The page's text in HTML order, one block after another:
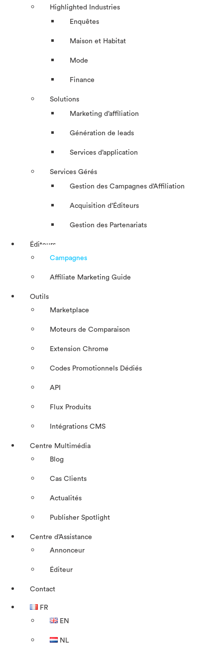
Highlighted Industries
Enquêtes
Maison et Habitat
Mode
Finance
Solutions
Marketing d’affiliation
Génération de leads
Services d’application
Services Gérés
Gestion des Campagnes d’Affiliation​
Acquisition d’Éditeurs
Gestion des Partenariats
Éditeurs
Campagnes
Affiliate Marketing Guide
Outils
Marketplace
Moteurs de Comparaison
Extension Chrome
Codes Promotionnels Dédiés
API
Flux Produits
Intégrations CMS
Centre Multimédia
Blog
Cas Clients
Actualités
Publisher Spotlight
Centre d’Assistance
Annonceur
Éditeur
Contact
FR
EN
NL